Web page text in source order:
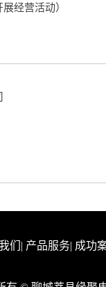
经营活动）
们 | 产品服务| 成功